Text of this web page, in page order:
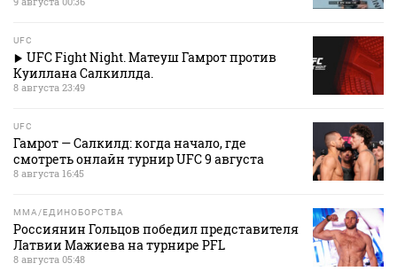
UFC
UFC Fight Night. Матеуш Гамрот против
Куиллана Салкиллда.
8 августа 23:49
UFC
Гамрот — Салкилд: когда начало, где
смотреть онлайн турнир UFC 9 августа
8 августа 16:45
MMA/ЕДИНОБОРСТВА
Россиянин Гольцов победил представителя
Латвии Мажиева на турнире PFL
8 августа 05:48